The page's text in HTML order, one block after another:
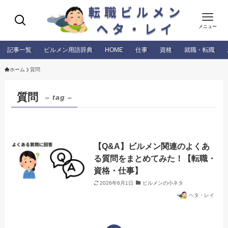
メニュー
記事一覧 ビルメン用語辞典 HOME 仕事 資格 就職・転職
ホーム 質問
質問 – tag –
【Q&A】ビルメン関連のよくあ
る質問をまとめてみた！【転職・
資格・仕事】
2026年6月1日 ビルメンの小ネタ
ヘタ・レイ